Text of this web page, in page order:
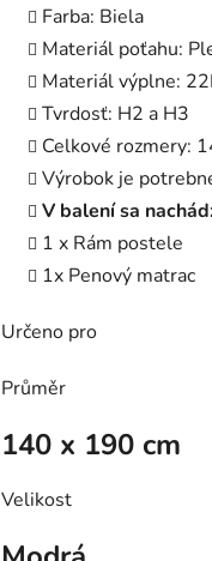
Farba: Biela
Materiál poťahu:
Materiál výplne:
Tvrdosť: H2 a H3
Celkové rozmery:
Výrobok je
V balení sa
1 x Rám postele
1x Penový matrac
Určeno pro
Průměr
140 x 190 cm
Velikost